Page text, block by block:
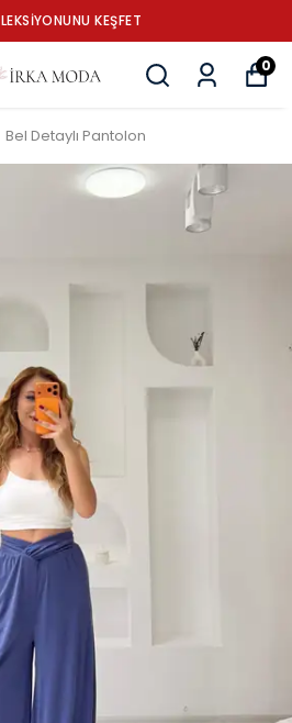
KEŞFET
0
Bel Detaylı Pantolon